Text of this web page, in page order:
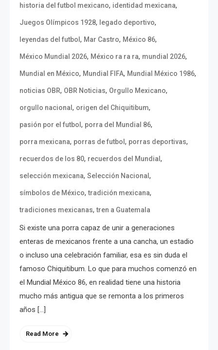
historia del futbol mexicano, identidad mexicana,
Juegos Olímpicos 1928, legado deportivo,
leyendas del futbol , Mar Castro, México 86,
México Mundial 2026, México ra ra ra, mundial 2026,
Mundial en México, Mundial FIFA, Mundial México 1986,
noticias OBR, OBR Noticias, Orgullo Mexicano,
orgullo nacional , origen del Chiquitibum,
pasión por el futbol , porra del Mundial 86,
porra mexicana, porras de futbol , porras deportivas,
recuerdos de los 80, recuerdos del Mundial ,
selección mexicana, Selección Nacional ,
símbolos de México,tradición mexicana,
tradiciones mexicanas,tren a Guatemala
Si existe una porra capaz de unir a generaciones
enteras de mexicanos frente a una cancha, un estadio
o incluso una celebración familiar, esa es sin duda el
famoso Chiquitibum. Lo que para muchos comenzó en
el Mundial México 86, en realidad tiene una historia
mucho más antigua que se remonta a los primeros
años […]
Read More